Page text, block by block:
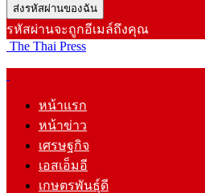
รหัสผ่านจะถูกอีเมล์ถึงคุณ
The Thai Press
หน้าแรก
หน้าข่าว
เศรษฐกิจ
เอสเอ็มอี
เกษตรพันธุ์ดี